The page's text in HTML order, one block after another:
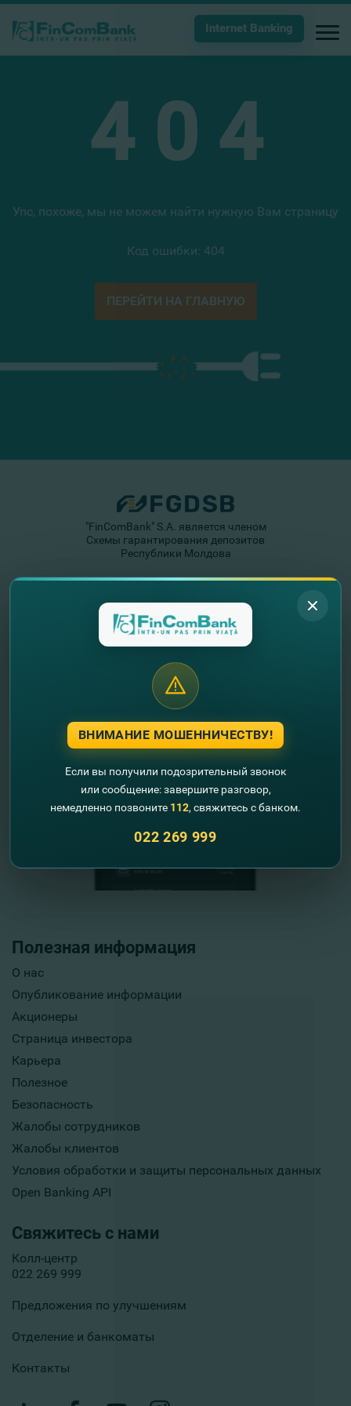
Internet Banking
4 0 4
Упс, похоже, мы не можем найти нужную Вам страницу
Код ошибки: 404
ПЕРЕЙТИ НА ГЛАВНУЮ
Полезная информация
О нас
Опубликование информации
Акционеры
Страница инвестора
Карьера
Полезное
Безопасность
Жалобы сотрудников
Жалобы клиентов
Условия обработки и защиты персональных данных
Open Banking API
Свяжитесь с нами
Колл-центр
022 269 999
Предложения по улучшениям
Отделение и банкоматы
Контакты
"FinComBank" S.A. является членом
Схемы гарантирования депозитов
Республики Молдова
ВНИМАНИЕ МОШЕННИЧЕСТВУ!
Если вы получили подозрительный звонок
или сообщение: завершите разговор,
немедленно позвоните 112, свяжитесь с банком.
022 269 999